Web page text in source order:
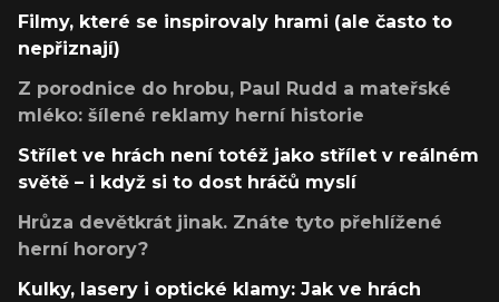
Filmy, které se inspirovaly hrami (ale často to
nepřiznají)
Z porodnice do hrobu, Paul Rudd a mateřské
mléko: šílené reklamy herní historie
Střílet ve hrách není totéž jako střílet v reálném
světě – i když si to dost hráčů myslí
Hrůza devětkrát jinak. Znáte tyto přehlížené
herní horory?
Kulky, lasery i optické klamy: Jak ve hrách